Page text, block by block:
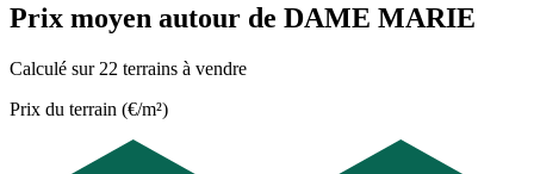
Prix moyen autour de DAME MARIE
Calculé sur 22 terrains à vendre
Prix du terrain (€/m²)